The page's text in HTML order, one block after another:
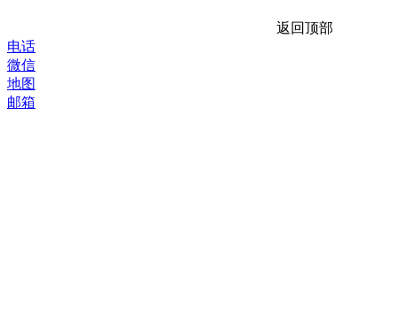
返回顶部
电话
微信
地图
邮箱